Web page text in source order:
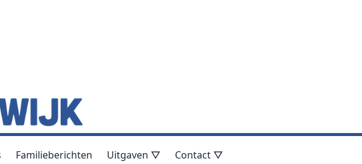
Familieberichten Uitgaven ▽ Contact ▽